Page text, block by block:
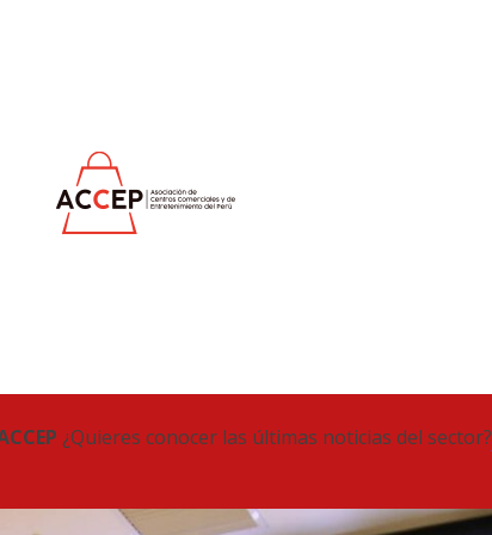
¿Quieres conocer las últimas noticias del sector?